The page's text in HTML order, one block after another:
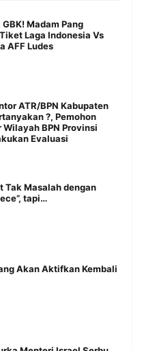
GBK! Madam Pang
Laga Indonesia Vs
AFF Ludes
ATR/BPN Kabupaten
?, Pemohon
BPN Provinsi
Evaluasi
Tak Masalah dengan
tapi…
Akan Aktifkan Kembali